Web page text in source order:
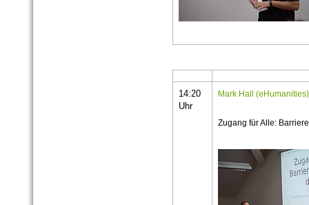
14:20
Uhr
Mark Hall
Zugang für Alle: